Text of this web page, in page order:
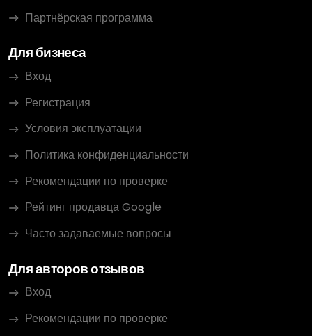
Партнёрская программа
Для бизнеса
Вход
Регистрация
Условия эксплуатации
Политика конфиденциальности
Рекомендации по проверке
Рейтинг продавца Google
Часто задаваемые вопросы
Для авторов отзывов
Вход
Рекомендации по проверке